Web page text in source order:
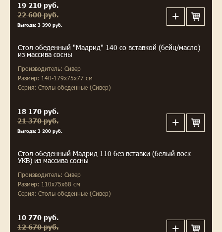
19 210 руб.
22 600 руб.
Выгода: 3 390 руб.
Стол обеденный "Мадрид" 140 со вставкой (бейц/масло)
из массива сосны
Производитель: Сивер
Размер: 140-179x75x77 см
Серия: Столы обеденные (Сивер)
18 170 руб.
21 370 руб.
Выгода: 3 200 руб.
Стол обеденный Мадрид 110 без вставки (белый воск
УКВ) из массива сосны
Производитель: Сивер
Размер: 110x75x68 см
Серия: Столы обеденные (Сивер)
10 770 руб.
12 670 руб.